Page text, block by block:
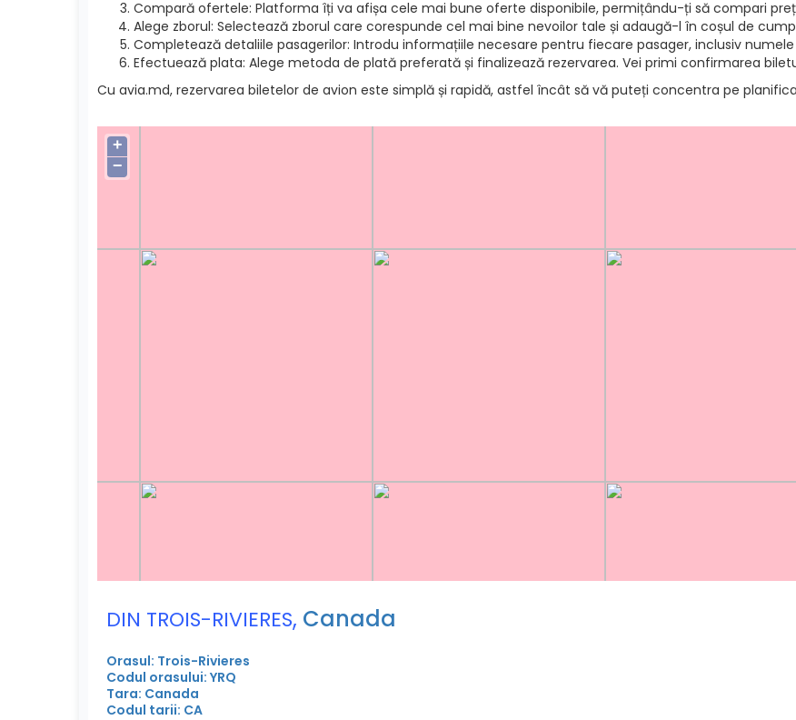
Compară ofertele: Platforma îți va afișa cele mai bune oferte disponibile, permițându-ți să compari
Alege zborul: Selectează zborul care corespunde cel mai bine nevoilor tale și adaugă-l în coșul de
Completează detaliile pasagerilor: Introdu informațiile necesare pentru fiecare pasager, inclusiv
Efectuează plata: Alege metoda de plată preferată și finalizează rezervarea. Vei primi confirmarea
Cu avia.md, rezervarea biletelor de avion este simplă și rapidă, astfel încât să vă puteți concentra pe
+
−
DIN TROIS-RIVIERES, Canada
Orasul: Trois-Rivieres
Codul orasului: YRQ
Tara: Canada
Codul tarii: CA